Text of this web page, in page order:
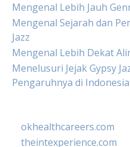
Mengenal Lebih Jauh
Mengenal Sejarah dan
Jazz
Mengenal Lebih Dekat
Menelusuri Jejak Gypsy
Pengaruhnya di Indonesia
okhealthcareers.com
theintexperience.com